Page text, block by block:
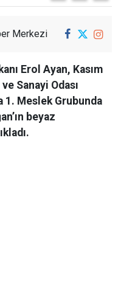
Merkezi
Erol Ayan, Kasım
Sanayi Odası
1. Meslek Grubunda
beyaz